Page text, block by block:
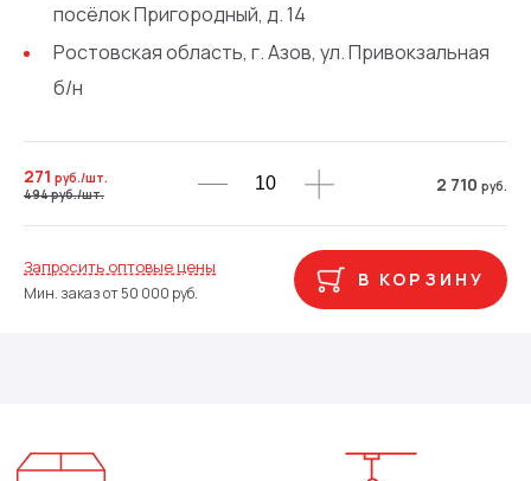
посёлок Пригородный, д. 14
Ростовская область, г. Азов, ул. Привокзальная
б/н
271 руб./шт.
494руб./шт. 2 710 руб.
Запросить оптовые цены
Мин. заказ от 50 000 руб.
В КОРЗИНУ